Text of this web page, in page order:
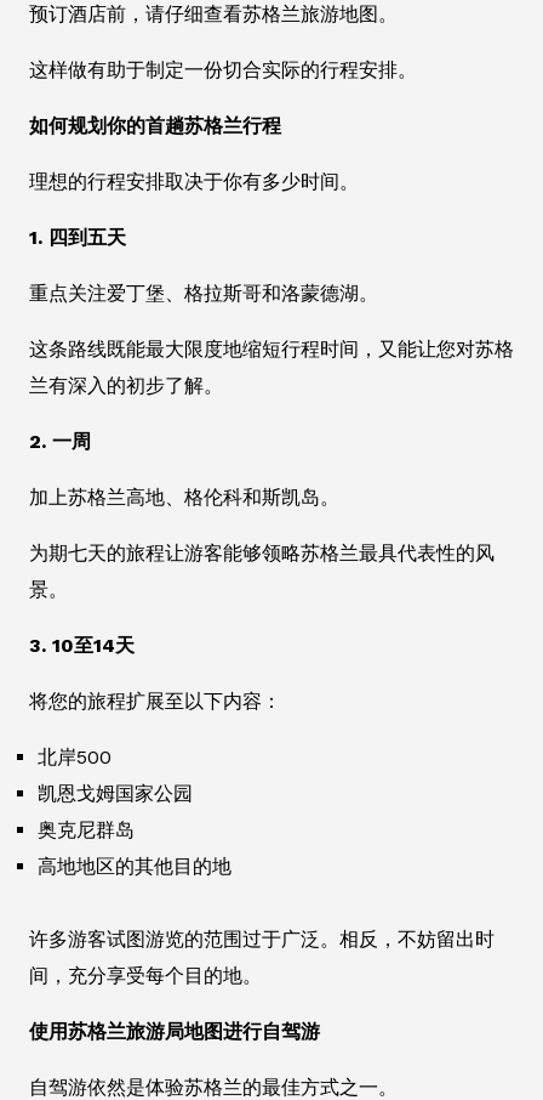
预订酒店前，请仔细查看苏格兰旅游地图。
这样做有助于制定一份切合实际的行程安排。
如何规划你的首趟苏格兰行程
理想的行程安排取决于你有多少时间。
1. 四到五天
重点关注爱丁堡、格拉斯哥和洛蒙德湖。
这条路线既能最大限度地缩短行程时间，又能让您对苏格
兰有深入的初步了解。
2. 一周
加上苏格兰高地、格伦科和斯凯岛。
为期七天的旅程让游客能够领略苏格兰最具代表性的风
景。
3. 10至14天
将您的旅程扩展至以下内容：
北岸500
凯恩戈姆国家公园
奥克尼群岛
高地地区的其他目的地
许多游客试图游览的范围过于广泛。相反，不妨留出时
间，充分享受每个目的地。
使用苏格兰旅游局地图进行自驾游
自驾游依然是体验苏格兰的最佳方式之一。